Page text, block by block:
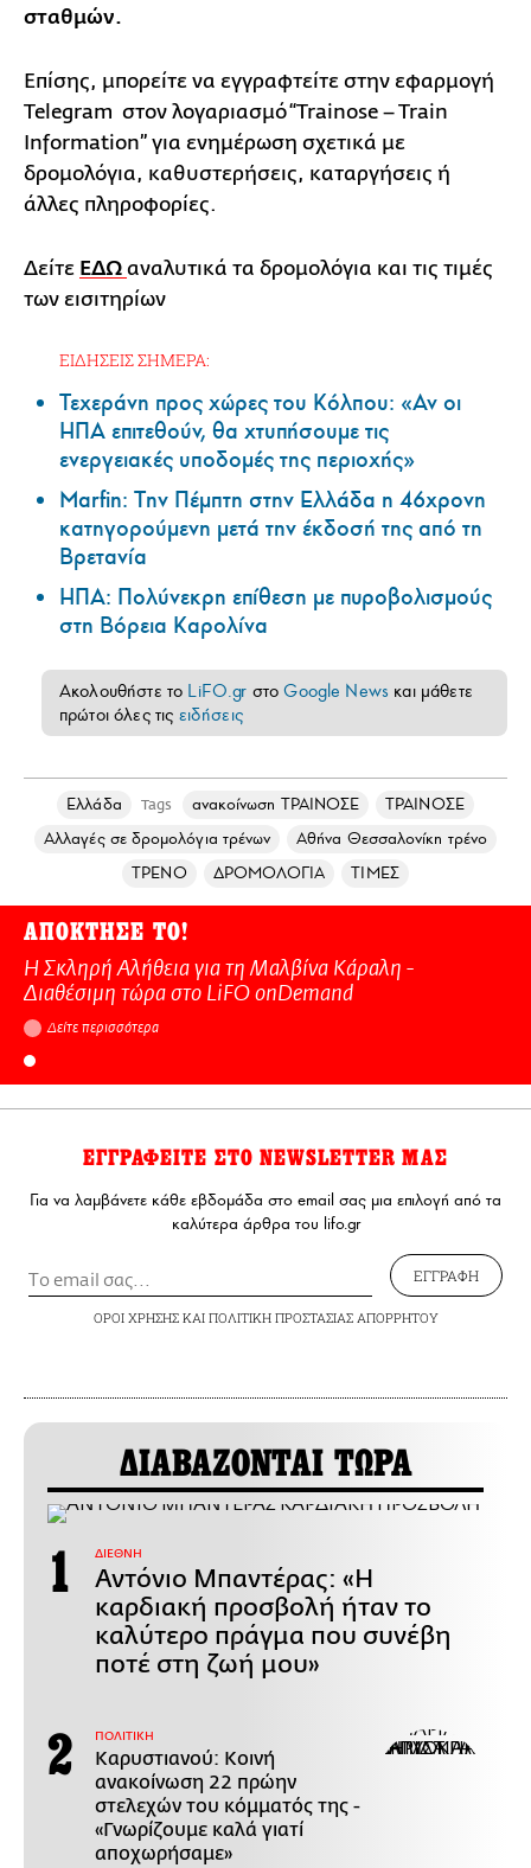
σταθμών.
Επίσης, μπορείτε να εγγραφτείτε στην εφαρμογή
Telegram στον λογαριασμό “Trainose – Train
Information” για ενημέρωση σχετικά με
δρομολόγια, καθυστερήσεις, καταργήσεις ή
άλλες πληροφορίες.
Δείτε ΕΔΩ αναλυτικά τα δρομολόγια και τις τιμές
των εισιτηρίων
ΕΙΔΗΣΕΙΣ ΣΗΜΕΡΑ:
Τεχεράνη προς χώρες του Κόλπου: «Αν οι
ΗΠΑ επιτεθούν, θα χτυπήσουμε τις
ενεργειακές υποδομές της περιοχής»
Marfin: Την Πέμπτη στην Ελλάδα η 46χρονη
κατηγορούμενη μετά την έκδοσή της από τη
Βρετανία
ΗΠΑ: Πολύνεκρη επίθεση με πυροβολισμούς
στη Βόρεια Καρολίνα
Ακολουθήστε το LiFO.gr στοGoogle News και μάθετε
πρώτοι όλες τις ειδήσεις
Ελλάδα Tags ανακοίνωση ΤΡΑΙΝΟΣΕ
ΤΡΑΙΝΟΣΕ
Αλλαγές σε δρομολόγια τρένων
Αθήνα Θεσσαλονίκη τρένο
ΤΡΕΝΟ
ΔΡΟΜΟΛΟΓΙΑ ΤΙΜΕΣ
ΑΠΟΚΤΗΣΕ ΤΟ!
Η Σκληρή Αλήθεια για τη Μαλβίνα Κάραλη -
Διαθέσιμη τώρα στo LiFO onDemand
Δείτε περισσότερα
ΕΓΓΡΑΦΕΙΤΕ ΣΤΟ NEWSLETTER ΜΑΣ
Για να λαμβάνετε κάθε εβδομάδα στο email σας μια επιλογή από τα
καλύτερα άρθρα του lifo.gr
ΕΓΓΡΑΦΗ
ΟΡΟΙ ΧΡΗΣΗΣΚΑΙ ΠΟΛΙΤΙΚΗ ΠΡΟΣΤΑΣΙΑΣ ΑΠΟΡΡΗΤΟΥ
ΔΙΑΒΑΖΟΝΤΑΙ ΤΩΡΑ
ΔΙΕΘΝΗ
Αντόνιο Μπαντέρας: «Η
καρδιακή προσβολή ήταν το
καλύτερο πράγμα που συνέβη
ποτέ στη ζωή μου»
ΠΟΛΙΤΙΚΗ
Καρυστιανού: Κοινή
ανακοίνωση 22 πρώην
στελεχών του κόμματός της -
«Γνωρίζουμε καλά γιατί
αποχωρήσαμε»